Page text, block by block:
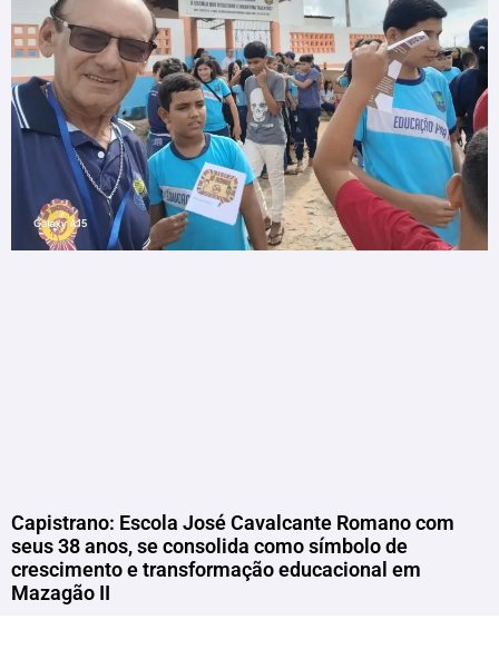
Capistrano: Escola José Cavalcante Romano com
seus 38 anos, se consolida como símbolo de
crescimento e transformação educacional em
Mazagão II